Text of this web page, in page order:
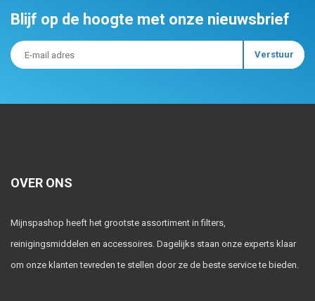
Blijf op de hoogte met onze nieuwsbrief
OVER ONS
Mijnspashop heeft het grootste assortiment in filters,
reinigingsmiddelen en accessoires. Dagelijks staan onze experts klaar
om onze klanten tevreden te stellen door ze de beste service te bieden.